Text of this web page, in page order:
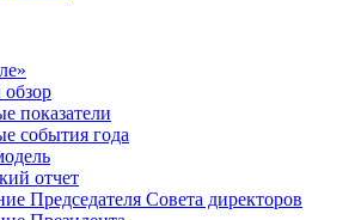
показатели
события года
отчет
Председателя Совета директоров